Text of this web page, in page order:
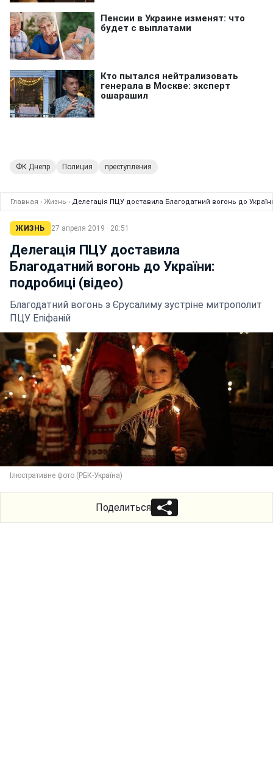
ФК Днепр Полиция преступления
Главная › Жизнь › Делегація ПЦУ доставила Благодатний вогонь до
ЖИЗНЬ 27 апреля 2019 · 20:51
Делегація ПЦУ доставила
Благодатний вогонь до України:
подробиці (відео)
Благодатний вогонь з Єрусалиму зустріне митрополит
ПЦУ Епіфаній
Ілюстративне фото (РБК-Україна)
Поделиться